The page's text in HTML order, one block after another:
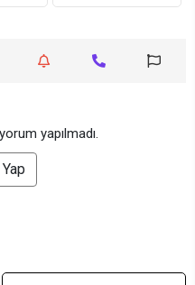
yapılmadı.